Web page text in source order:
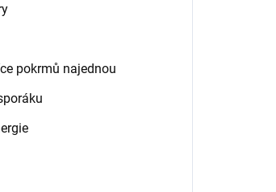
pokrmů najednou